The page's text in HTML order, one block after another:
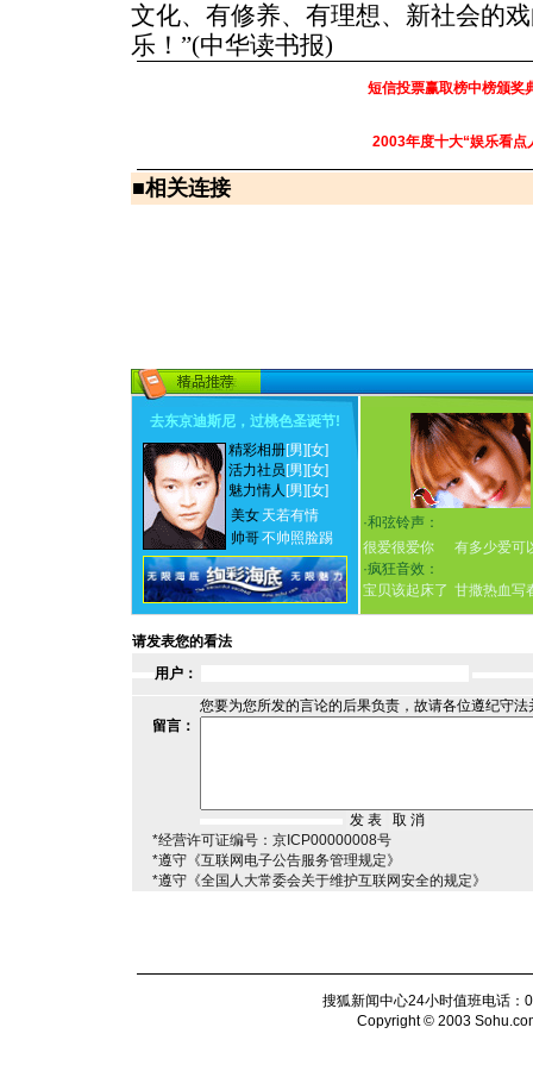
文化、有修养、有理想、新社会的
乐！”(中华读书报)
短信投票赢取榜中榜颁奖
2003年度十大“娱乐看点
■相关连接
去东京迪斯尼，过桃色圣诞节!
精彩相册[男] [女]
活力社员 [男] [女]
魅力情人 [男] [女]
美女 天若有情
帅哥不帅照脸踢
·和弦铃声：
很爱很爱你
有多少爱可
·疯狂音效：
宝贝该起床了 甘撒热血写
请发表您的看法
用户：
您要为您所发的言论的后果负责，故请各位遵纪守
留言：
*经营许可证编号：京ICP00000008号
*遵守《互联网电子公告服务管理规定》
*遵守《全国人大常委会关于维护互联网安全的规定》
搜狐新闻中心24小时值班电话
Copyright © 2003